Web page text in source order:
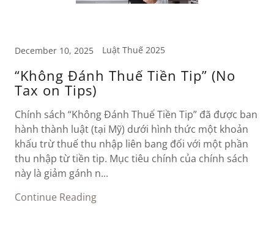
December 10, 2025 Luật Thuế 2025
“Không Đánh Thuế Tiền Tip” (No
Tax on Tips)
Chính sách “Không Đánh Thuế Tiền Tip” đã được ban
hành thành luật (tại Mỹ) dưới hình thức một khoản
khấu trừ thuế thu nhập liên bang đối với một phần
thu nhập từ tiền tip. Mục tiêu chính của chính sách
này là giảm gánh n...
Continue Reading